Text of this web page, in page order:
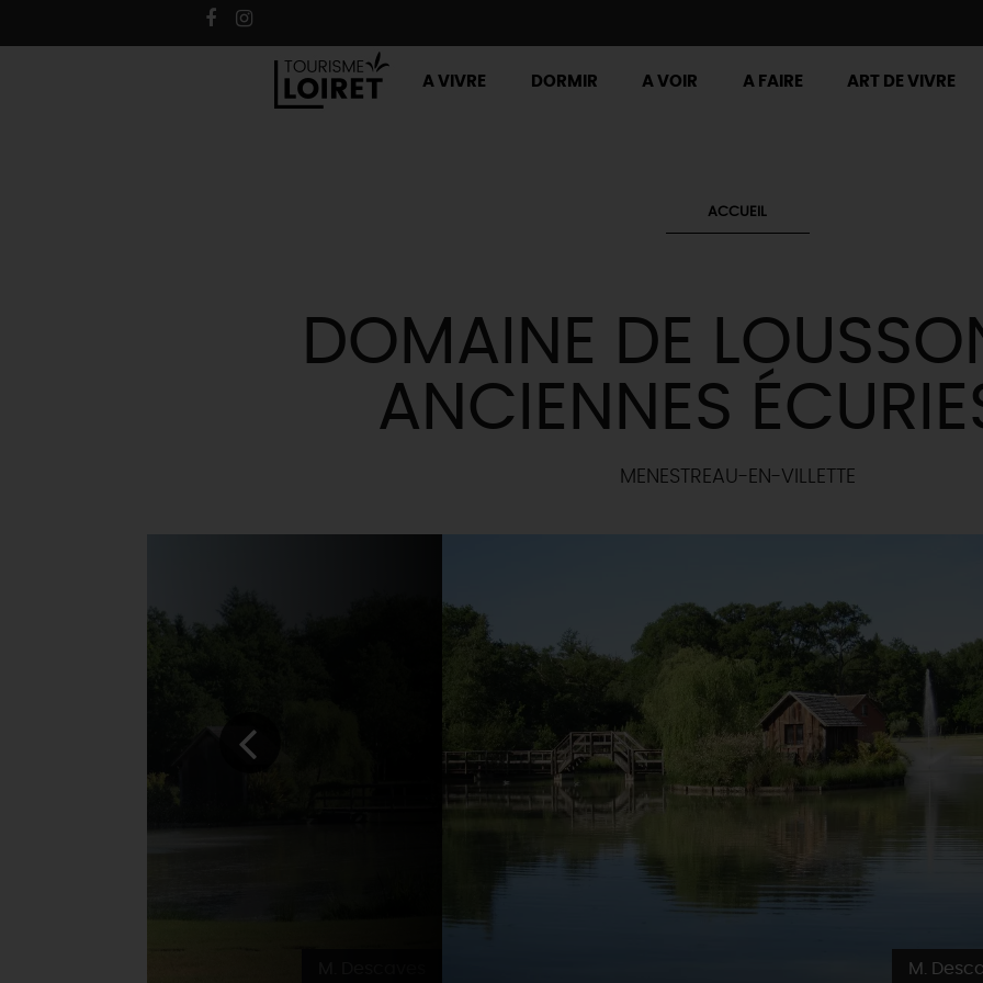
A VIVRE DORMIR A VOIR A FAIRE ART DE VIVRE
ACCUEIL
DOMAINE DE
ANCIENNES
MENESTREAU-EN-VILLETTE
M.